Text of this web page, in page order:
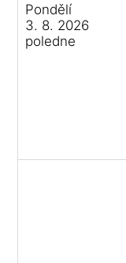
Pondělí
3. 8. 2026
poledne